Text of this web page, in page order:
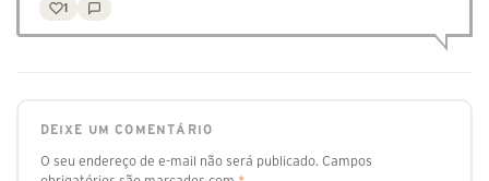
1
DEIXE UM COMENTÁRIO
O seu endereço de e-mail não será publicado. Campos